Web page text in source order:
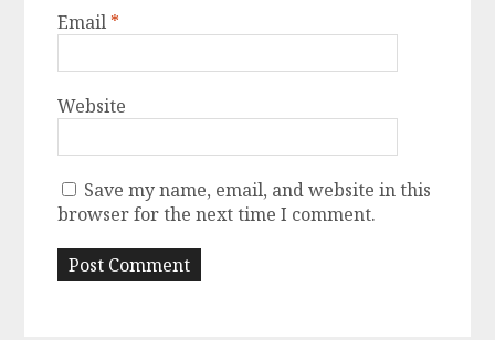
Email *
Website
Save my name, email, and website in this
browser for the next time I comment.